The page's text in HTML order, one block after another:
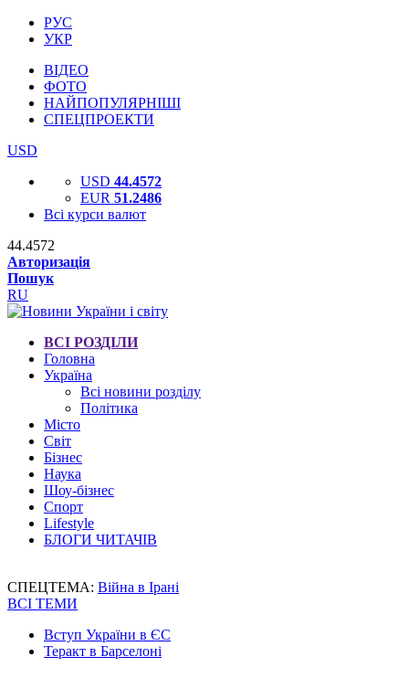
РУС
УКР
ВІДЕО
ФОТО
НАЙПОПУЛЯРНІШІ
СПЕЦПРОЕКТИ
USD
USD 44.4572
EUR 51.2486
Всі курси валют
44.4572
Авторизація
Пошук
RU
ВСІ РОЗДІЛИ
Головна
Україна
Всі новини розділу
Політика
Місто
Світ
Бізнес
Наука
Шоу-бізнес
Спорт
Lifestyle
БЛОГИ ЧИТАЧІВ
СПЕЦТЕМА: Війна в Ірані
ВСІ ТЕМИ
Вступ України в ЄС
Теракт в Барселоні